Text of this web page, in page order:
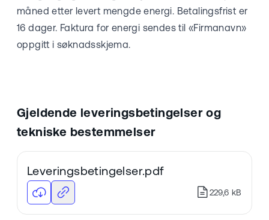
måned etter levert mengde energi. Betalingsfrist er
16 dager. Faktura for energi sendes til «Firmanavn»
oppgitt i søknadsskjema.
Gjeldende leveringsbetingelser og
tekniske bestemmelser
Leveringsbetingelser.pdf
229,6 kB